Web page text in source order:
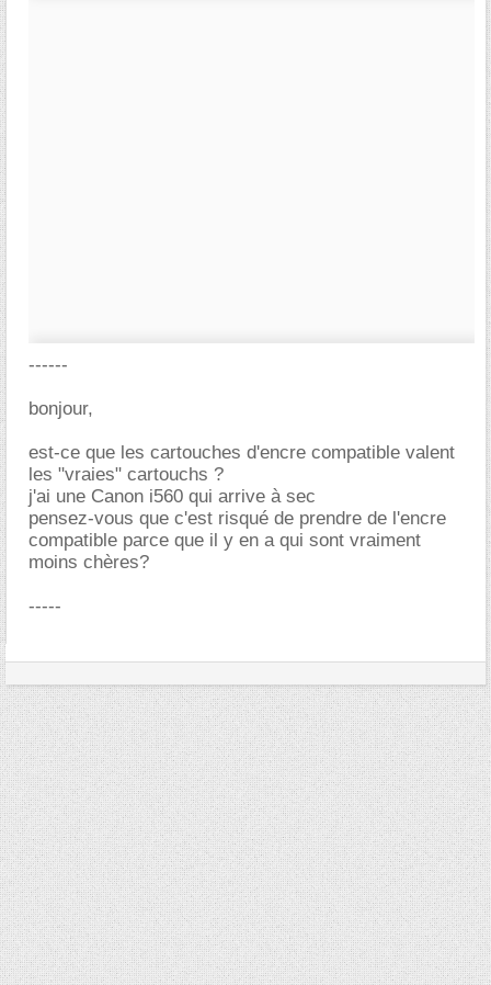
------
bonjour,
est-ce que les cartouches d'encre compatible valent
les "vraies" cartouchs ?
j'ai une Canon i560 qui arrive à sec
pensez-vous que c'est risqué de prendre de l'encre
compatible parce que il y en a qui sont vraiment
moins chères?
-----